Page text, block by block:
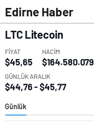
Edirne Haber
LTCLitecoin
FİYAT
$45,65
HACİM
$164.580.079
GÜNLÜK ARALIK
$44,76 - $45,77
Günlük